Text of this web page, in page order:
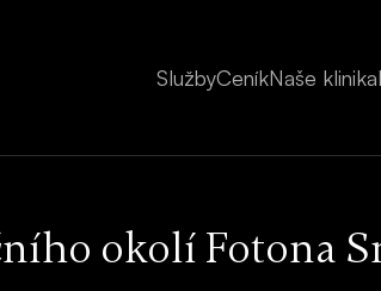
SlužbyCeníkNaše klinika
okolí Fotona